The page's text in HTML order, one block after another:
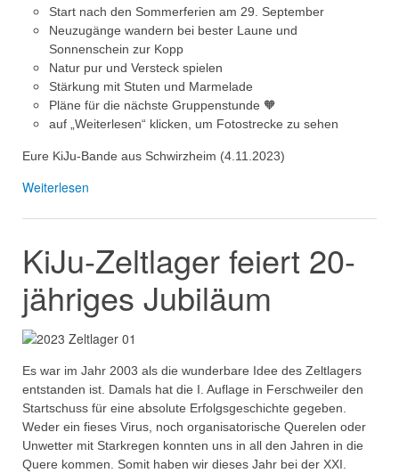
Start nach den Sommerferien am 29. September
Neuzugänge wandern bei bester Laune und
Sonnenschein zur Kopp
Natur pur und Versteck spielen
Stärkung mit Stuten und Marmelade
Pläne für die nächste Gruppenstunde 🧡
auf „Weiterlesen“ klicken, um Fotostrecke zu sehen
Eure KiJu-Bande aus Schwirzheim (4.11.2023)
Weiterlesen
KiJu-Zeltlager feiert 20-
jähriges Jubiläum
Es war im Jahr 2003 als die wunderbare Idee des Zeltlagers
entstanden ist. Damals hat die I. Auflage in Ferschweiler den
Startschuss für eine absolute Erfolgsgeschichte gegeben.
Weder ein fieses Virus, noch organisatorische Querelen oder
Unwetter mit Starkregen konnten uns in all den Jahren in die
Quere kommen. Somit haben wir dieses Jahr bei der XXI.